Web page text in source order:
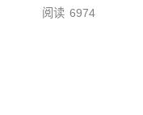
阅读 6974